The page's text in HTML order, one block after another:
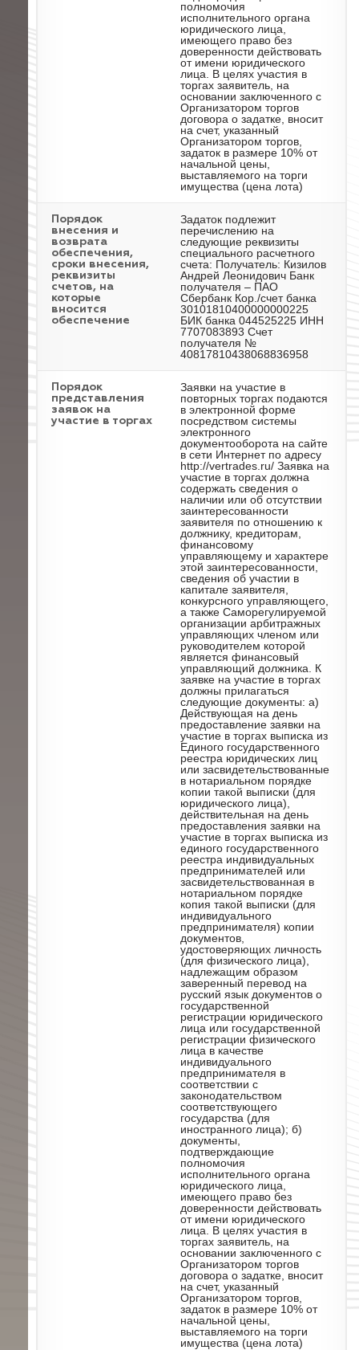
полномочия
исполнительного органа
юридического лица,
имеющего право без
доверенности действовать
от имени юридического
лица. В целях участия в
торгах заявитель, на
основании заключенного с
Организатором торгов
договора о задатке, вносит
на счет, указанный
Организатором торгов,
задаток в размере 10% от
начальной цены,
выставляемого на торги
имущества (цена лота)
Порядок
внесения и
возврата
обеспечения,
сроки внесения,
реквизиты
счетов, на
которые
вносится
обеспечение
Задаток подлежит
перечислению на
следующие реквизиты
специального расчетного
счета: Получатель: Кизилов
Андрей Леонидович Банк
получателя – ПАО
Сбербанк Кор./счет банка
30101810400000000225
БИК банка 044525225 ИНН
7707083893 Счет
получателя №
40817810438068836958
Порядок
представления
заявок на
участие в торгах
Заявки на участие в
повторных торгах подаются
в электронной форме
посредством системы
электронного
документооборота на сайте
в сети Интернет по адресу
http://vertrades.ru/ Заявка на
участие в торгах должна
содержать сведения о
наличии или об отсутствии
заинтересованности
заявителя по отношению к
должнику, кредиторам,
финансовому
управляющему и характере
этой заинтересованности,
сведения об участии в
капитале заявителя,
конкурсного управляющего,
а также Саморегулируемой
организации арбитражных
управляющих членом или
руководителем которой
является финансовый
управляющий должника. К
заявке на участие в торгах
должны прилагаться
следующие документы: а)
Действующая на день
предоставление заявки на
участие в торгах выписка из
Единого государственного
реестра юридических лиц
или засвидетельствованные
в нотариальном порядке
копии такой выписки (для
юридического лица),
действительная на день
предоставления заявки на
участие в торгах выписка из
единого государственного
реестра индивидуальных
предпринимателей или
засвидетельствованная в
нотариальном порядке
копия такой выписки (для
индивидуального
предпринимателя) копии
документов,
удостоверяющих личность
(для физического лица),
надлежащим образом
заверенный перевод на
русский язык документов о
государственной
регистрации юридического
лица или государственной
регистрации физического
лица в качестве
индивидуального
предпринимателя в
соответствии с
законодательством
соответствующего
государства (для
иностранного лица); б)
документы,
подтверждающие
полномочия
исполнительного органа
юридического лица,
имеющего право без
доверенности действовать
от имени юридического
лица. В целях участия в
торгах заявитель, на
основании заключенного с
Организатором торгов
договора о задатке, вносит
на счет, указанный
Организатором торгов,
задаток в размере 10% от
начальной цены,
выставляемого на торги
имущества (цена лота)